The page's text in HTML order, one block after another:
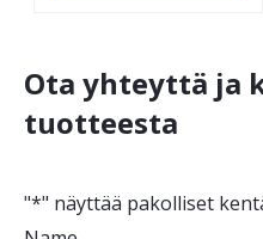
Ota yhteyttä ja
tuotteesta
"*" näyttää pakolliset